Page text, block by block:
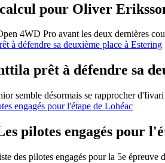
pour Oliver
4WD Pro avant les deux dernières
prêt à défendre sa
semble désormais se rapprocher
pilotes engagés pour
des pilotes engagés pour la 5e